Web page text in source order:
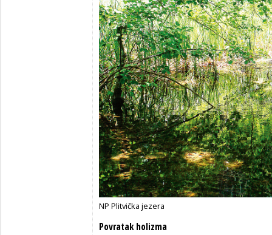
NP Plitvička jezera
Povratak holizma